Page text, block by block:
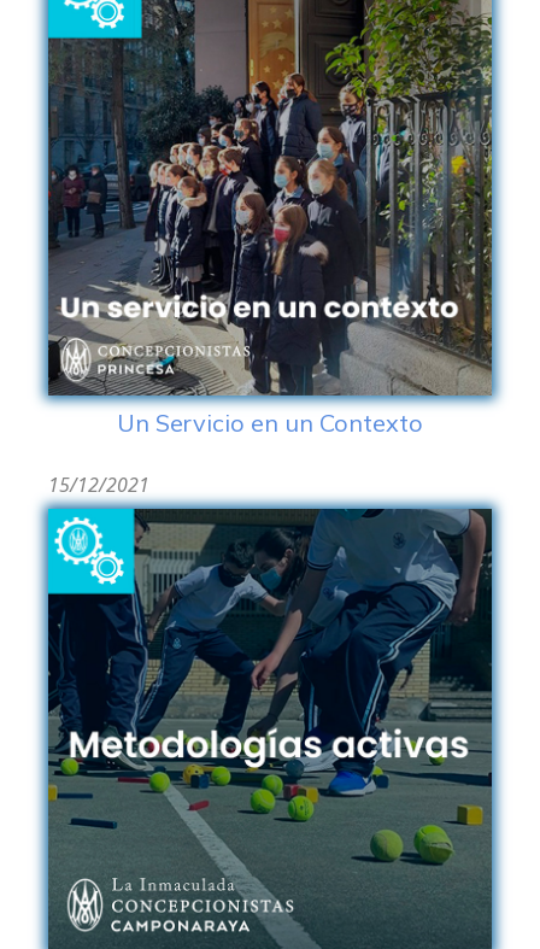
Un Servicio en un Contexto
15/12/2021